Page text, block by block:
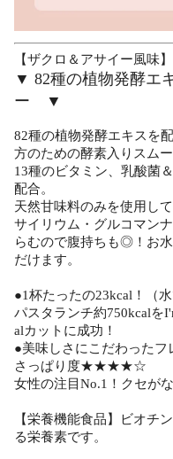
【ザクロ＆アサイー風味
▼ 82種の植物発酵エ
ー ▼
82種の植物発酵エキスを
方のための酵素入りスム
13種のビタミン、乳酸菌
配合。
天然甘味料のみを使用して
サイリウム・グルコマン
らむので腹持ちも◎！お
だけます。
●1杯たったの23kcal！（水
パスタランチ約750kcalを
alカットに成功！
●美味しさにこだわった
さっぱり度★★★★☆
女性の注目No.1！クセが
【栄養機能食品】ビオチ
る栄養素です。